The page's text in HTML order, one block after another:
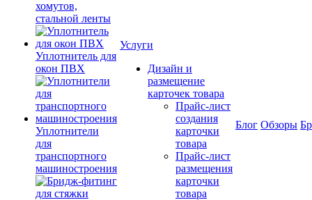
хомутов,
стальной ленты
Уплотнитель для
окон ПВХ
Уплотнители
для
транспортного
машиностроения
Услуги
Дизайн и
размещение
карточек товара
Прайс-лист
создания
карточки
товара
Прайс-лист
размещения
карточки
товара
Блог Обзоры